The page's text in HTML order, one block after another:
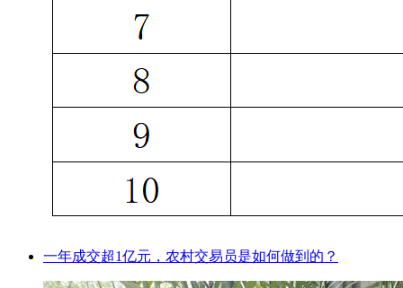
一年成交超1亿元，农村交易员是如何做到的？